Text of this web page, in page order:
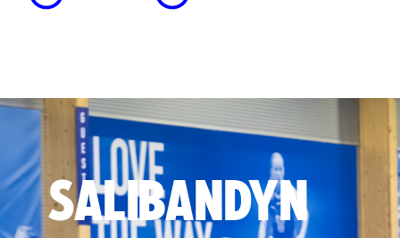
SALIBANDYN